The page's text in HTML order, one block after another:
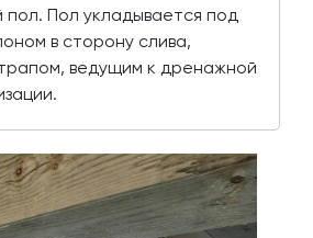
пол. Пол укладывается под
в сторону слива,
ведущим к дренажной